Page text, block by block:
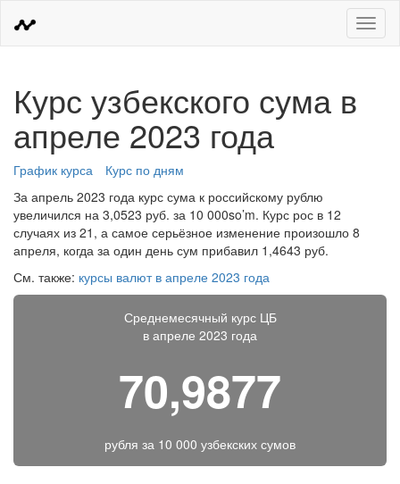
Меню
Курс узбекского сума в
апреле 2023 года
График курса
Курс по дням
За апрель 2023 года курс сума к российскому рублю
увеличился на 3,0523 руб. за 10 000so’m. Курс рос в 12
случаях из 21, а самое серьёзное изменение произошло 8
апреля, когда за один день сум прибавил 1,4643 руб.
См. также: курсы валют в апреле 2023 года
Среднемесячный курс ЦБ
в апреле 2023 года
70,9877
рубля за 10 000 узбекских сумов